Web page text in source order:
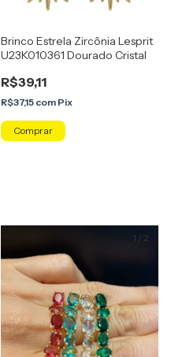
Brinco Estrela Zircônia Lesprit
U23K010361 Dourado Cristal
R$39,11
R$37,15 com Pix
1 / 2